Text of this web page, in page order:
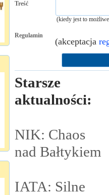
Treść
(kiedy jest to
Regulamin
(akceptacja
Starsze
aktualności:
NIK: Chaos
nad Bałtykiem
IATA: Silne